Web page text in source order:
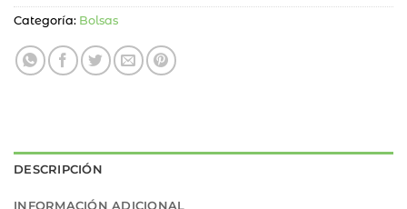
Categoría: Bolsas
DESCRIPCIÓN
INFORMACIÓN ADICIONAL